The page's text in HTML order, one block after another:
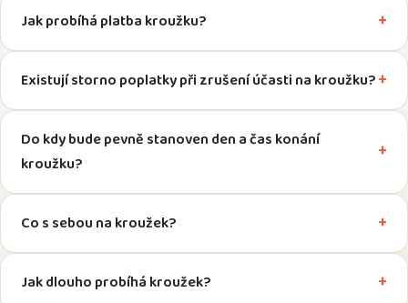
Jak probíhá platba kroužku?
Existují storno poplatky při zrušení účasti na kroužku?
Do kdy bude pevně stanoven den a čas konání
kroužku?
Co s sebou na kroužek?
Jak dlouho probíhá kroužek?